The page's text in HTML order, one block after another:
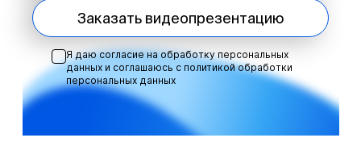
Заказать видеопрезентацию
Я даю согласие на обработку персональных
данных и соглашаюсь с политикой обработки
персональных данных